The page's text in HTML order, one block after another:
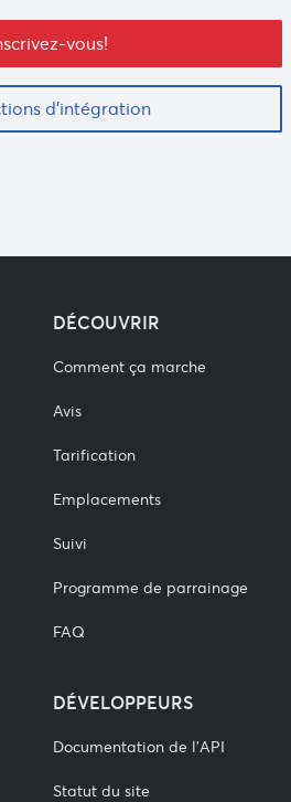
vous!
d'intégration
DÉCOUVRIR
Comment ça marche
Avis
Tarification
Emplacements
Suivi
Programme de parrainage
FAQ
DÉVELOPPEURS
Documentation de l'API
Statut du site